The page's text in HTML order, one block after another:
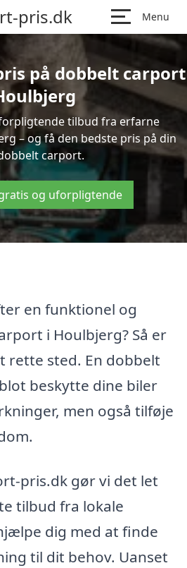
pris.dk Menu
på dobbelt carport
tilbud fra erfarne
– og få den bedste pris på din
carport.
og uforpligtende
en funktionel og
i Houlbjerg? Så er
rette sted. En dobbelt
beskytte dine biler
men også tilføje
pris.dk gør vi det let
tilbud fra lokale
dig med at finde
til dit behov. Uanset